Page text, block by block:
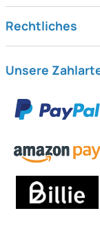
Rechtliches
Unsere